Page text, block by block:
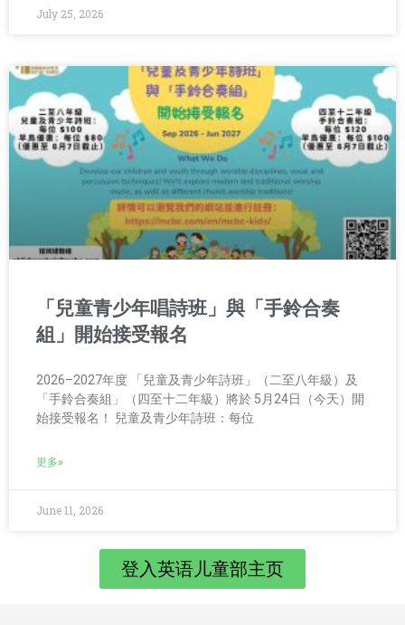
July 25, 2026
「兒童青少年唱詩班」與「手鈴合奏
組」開始接受報名
2026–2027年度 「兒童及青少年詩班」（二至八年級）及
「手鈴合奏組」（四至十二年級）將於 5月24日（今天）開
始接受報名！ 兒童及青少年詩班：每位
更多»
June 11, 2026
登入英语儿童部主页